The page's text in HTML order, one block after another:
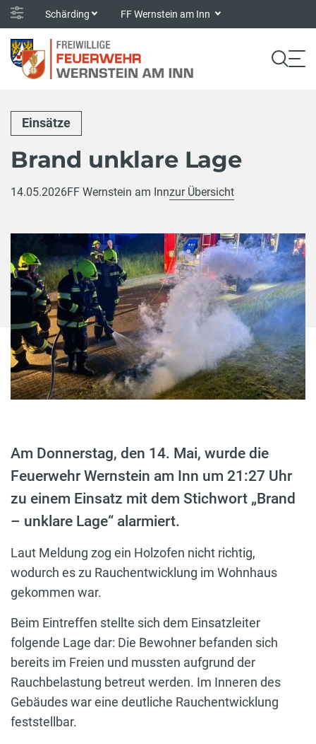
Schärding FF Wernstein am Inn
Einsätze
Brand unklare Lage
14.05.2026FF Wernstein am Innzur Übersicht
Am Donnerstag, den 14. Mai, wurde die
Feuerwehr Wernstein am Inn um 21:27 Uhr
zu einem Einsatz mit dem Stichwort „Brand
– unklare Lage“ alarmiert.
Laut Meldung zog ein Holzofen nicht richtig,
wodurch es zu Rauchentwicklung im Wohnhaus
gekommen war.
Beim Eintreffen stellte sich dem Einsatzleiter
folgende Lage dar: Die Bewohner befanden sich
bereits im Freien und mussten aufgrund der
Rauchbelastung betreut werden. Im Inneren des
Gebäudes war eine deutliche Rauchentwicklung
feststellbar.